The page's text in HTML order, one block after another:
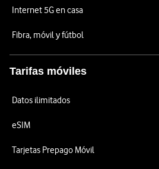
Internet 5G en casa
Fibra, móvil y fútbol
Tarifas móviles
Datos ilimitados
eSIM
Tarjetas Prepago Móvil